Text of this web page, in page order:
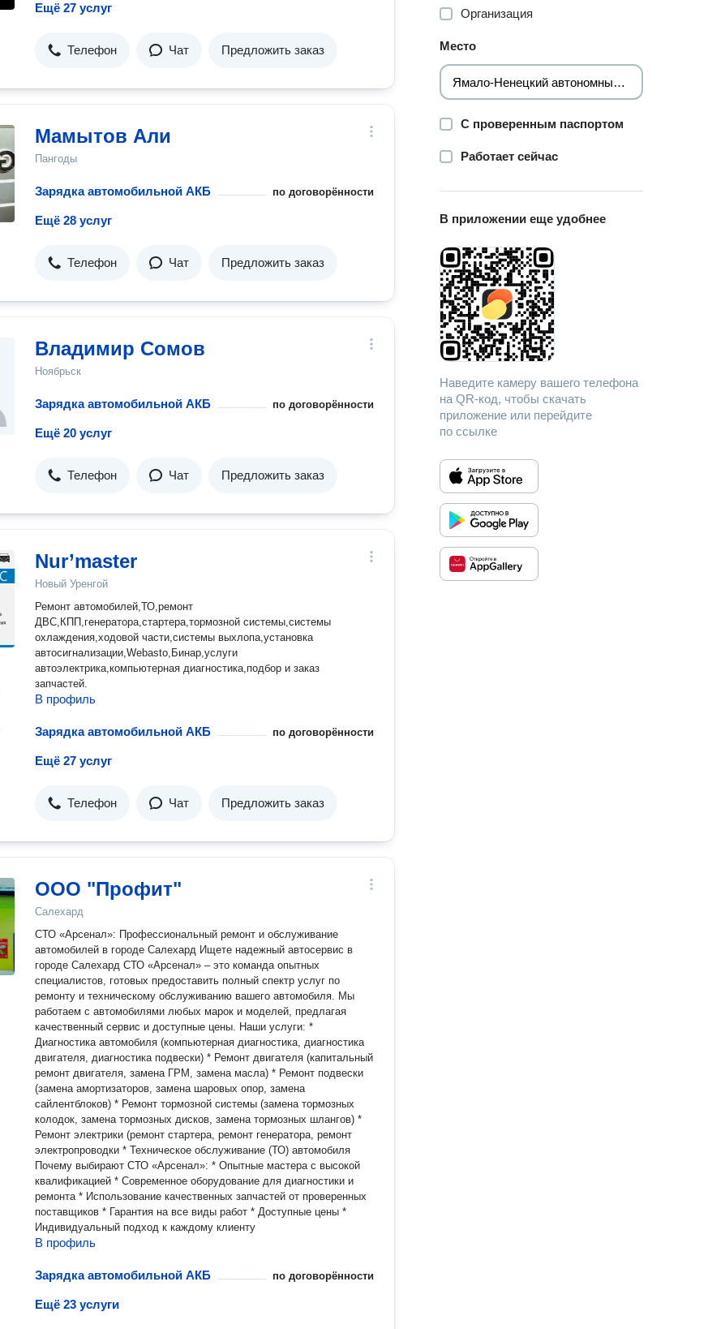
Ещё 27 услуг
Телефон Чат Предложить заказ
Мамытов Али
Пангоды
Зарядка автомобильной АКБ по договорённости
Ещё 28 услуг
Телефон Чат Предложить заказ
Владимир Сомов
Ноябрьск
Зарядка автомобильной АКБ по договорённости
Ещё 20 услуг
Телефон Чат Предложить заказ
Nur’master
Новый Уренгой
Ремонт автомобилей,ТО,ремонт
ДВС,КПП,генератора,стартера,тормозной системы,системы
охлаждения,ходовой части,системы выхлопа,установка
автосигнализации,Webasto,Бинар,услуги
автоэлектрика,компьютерная диагностика,подбор и заказ
запчастей.
В профиль
Зарядка автомобильной АКБ по договорённости
Ещё 27 услуг
Телефон Чат Предложить заказ
ООО "Профит"
Салехард
СТО «Арсенал»: Профессиональный ремонт и обслуживание
автомобилей в городе Салехард Ищете надежный автосервис в
городе Салехард СТО «Арсенал» – это команда опытных
специалистов, готовых предоставить полный спектр услуг по
ремонту и техническому обслуживанию вашего автомобиля. Мы
работаем с автомобилями любых марок и моделей, предлагая
качественный сервис и доступные цены. Наши услуги: *
Диагностика автомобиля (компьютерная диагностика, диагностика
двигателя, диагностика подвески) * Ремонт двигателя (капитальный
ремонт двигателя, замена ГРМ, замена масла) * Ремонт подвески
(замена амортизаторов, замена шаровых опор, замена
сайлентблоков) * Ремонт тормозной системы (замена тормозных
колодок, замена тормозных дисков, замена тормозных шлангов) *
Ремонт электрики (ремонт стартера, ремонт генератора, ремонт
электропроводки * Техническое обслуживание (ТО) автомобиля
Почему выбирают СТО «Арсенал»: * Опытные мастера с высокой
квалификацией * Современное оборудование для диагностики и
ремонта * Использование качественных запчастей от проверенных
поставщиков * Гарантия на все виды работ * Доступные цены *
Индивидуальный подход к каждому клиенту
В профиль
Зарядка автомобильной АКБ по договорённости
Ещё 23 услуги
Организация
Место
С проверенным паспортом
Работает сейчас
В приложении еще удобнее
Наведите камеру вашего телефона
на QR-код, чтобы скачать
приложение или перейдите
по ссылке